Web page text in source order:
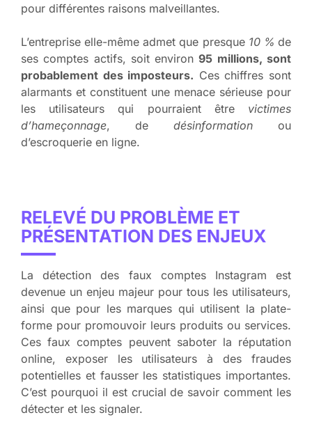
pour différentes raisons malveillantes.
L’entreprise elle-même admet que presque10 % de
ses comptes actifs, soit environ95 millions, sont
probablement des imposteurs. Ces chiffres sont
alarmants et constituent une menace sérieuse pour
les utilisateurs qui pourraient être victimes
d’hameçonnage, de désinformation ou
d’escroquerie en ligne.
RELEVÉ DU PROBLÈME ET
PRÉSENTATION DES ENJEUX
La détection des faux comptes Instagram est
devenue un enjeu majeur pour tous les utilisateurs,
ainsi que pour les marques qui utilisent la plate-
forme pour promouvoir leurs produits ou services.
Ces faux comptes peuvent saboter la réputation
online, exposer les utilisateurs à des fraudes
potentielles et fausser les statistiques importantes.
C’est pourquoi il est crucial de savoir comment les
détecter et les signaler.